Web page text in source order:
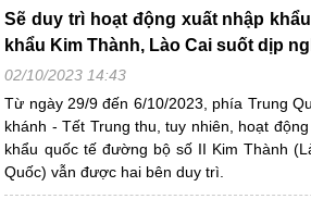
Sẽ duy trì hoạt động xuất nhập
khẩu Kim Thành, Lào Cai suốt dịp
02/10/2023 14:43
Từ ngày 29/9 đến 6/10/2023, phía Trung
khánh - Tết Trung thu, tuy nhiên, hoạt
khẩu quốc tế đường bộ số II Kim Thành
Quốc) vẫn được hai bên duy trì.